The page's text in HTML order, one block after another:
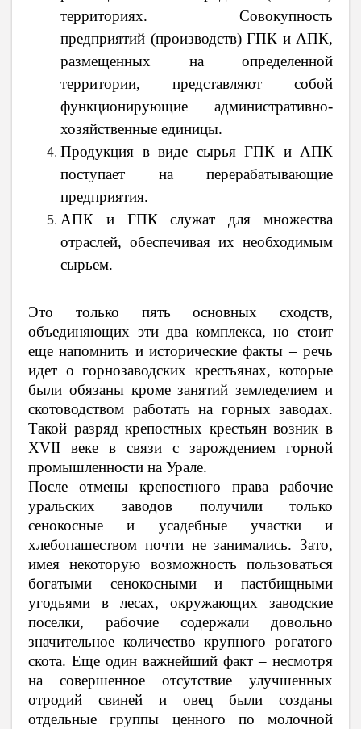
территориях. Совокупность
предприятий (производств) ГПК и АПК,
размещенных на определенной
территории, представляют собой
функционирующие административно-
хозяйственные единицы.
Продукция в виде сырья ГПК и АПК
поступает на перерабатывающие
предприятия.
АПК и ГПК служат для множества
отраслей, обеспечивая их необходимым
сырьем.
Это только пять основных сходств,
объединяющих эти два комплекса, но стоит
еще напомнить и исторические факты – речь
идет о горнозаводских крестьянах, которые
были обязаны кроме занятий земледелием и
скотоводством работать на горных заводах.
Такой разряд крепостных крестьян возник в
XVII веке в связи с зарождением горной
промышленности на Урале.
После отмены крепостного права рабочие
уральских заводов получили только
сенокосные и усадебные участки и
хлебопашеством почти не занимались. Зато,
имея некоторую возможность пользоваться
богатыми сенокосными и пастбищными
угодьями в лесах, окружающих заводские
поселки, рабочие содержали довольно
значительное количество крупного рогатого
скота. Еще один важнейший факт – несмотря
на совершенное отсутствие улучшенных
отродий свиней и овец были созданы
отдельные группы ценного по молочной